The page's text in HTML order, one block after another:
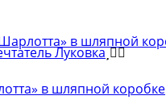
в шляпной коробке